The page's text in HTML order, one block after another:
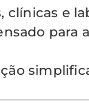
clínicas e
para